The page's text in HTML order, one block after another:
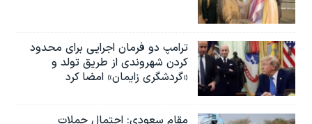
ترامپ دو فرمان اجرایی برای محدود
کردن شهروندی از طریق تولد و
«گردشگری زایمان» امضا کرد
مقام سعودی: احتمال حملات